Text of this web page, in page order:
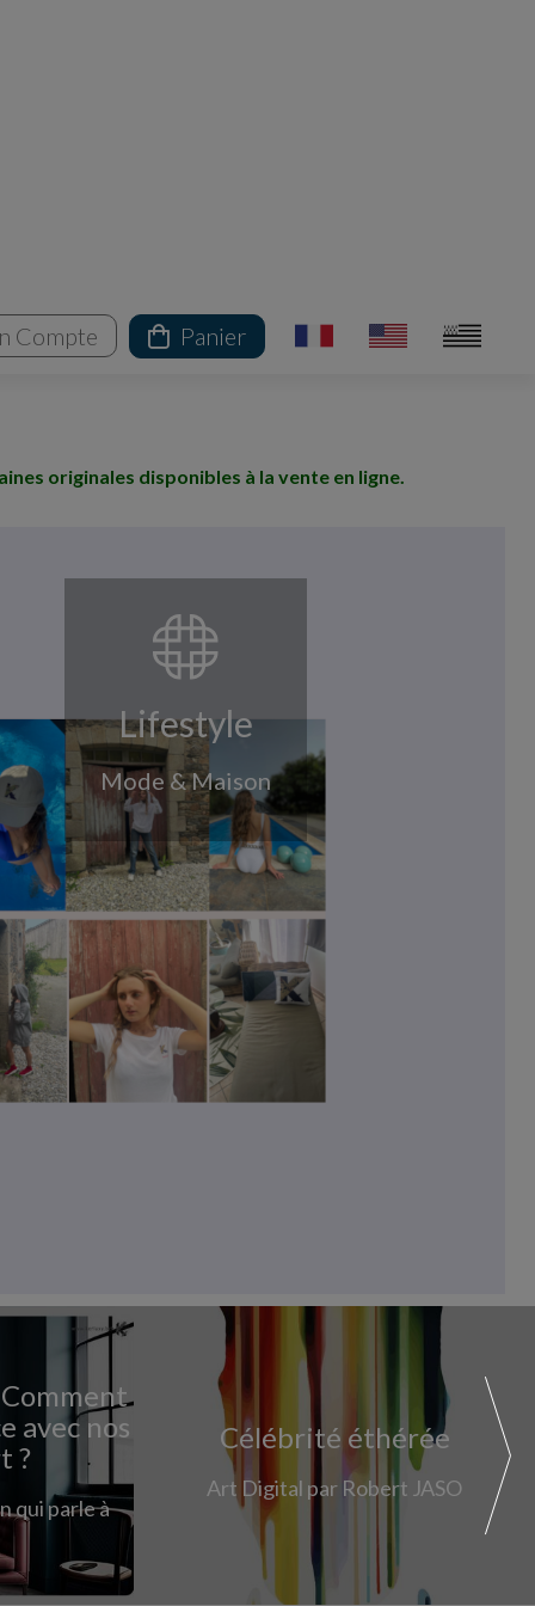
Compte Panier
originales disponibles à la vente en ligne.
Lifestyle
Mode & Maison
Comment
avec nos
?
qui parle à
Célébrité éthérée
Art Digital par Robert JASO